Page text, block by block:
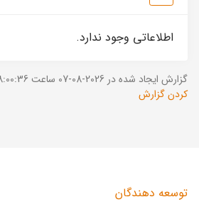
اطلاعاتی وجود ندارد.
گزارش ایجاد شده در 2026-08-07 ساعت 08:00:36 (UTC +03:30).
کردن گزارش
توسعه دهندگان